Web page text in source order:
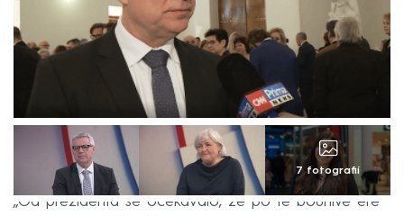
7 fotografií
„Od prezidenta se očekávalo, že po té bouřlivé éře